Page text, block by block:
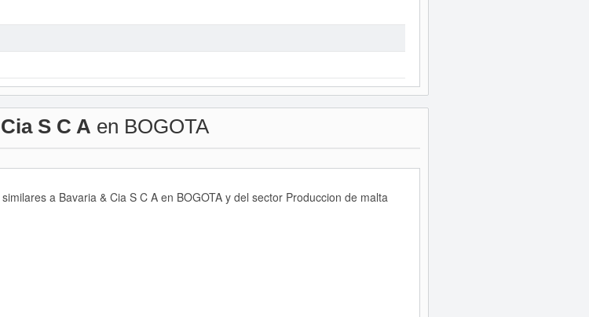
S C A en BOGOTA
a Bavaria & Cia S C A en BOGOTA y del sector Produccion de malta